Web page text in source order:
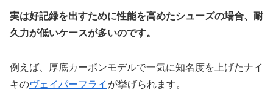
実は好記録を出すために性能を高めたシューズの場合、耐
久力が低いケースが多いのです。
例えば、厚底カーボンモデルで一気に知名度を上げたナイ
キのヴェイパーフライ が挙げられます。